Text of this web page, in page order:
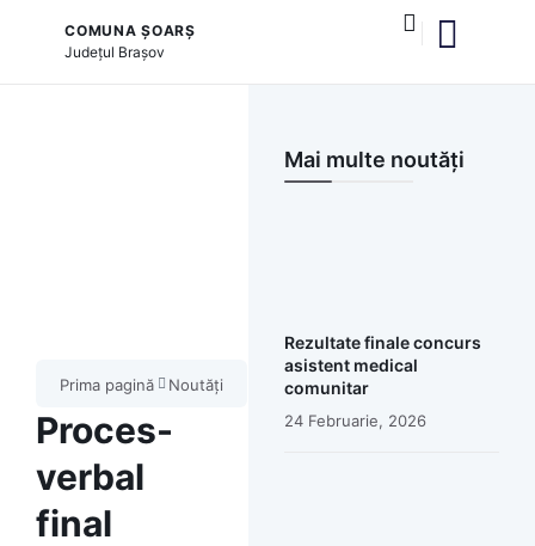
COMUNA ȘOARȘ
Județul Brașov
Prima pagină Noutăți
Proces-
verbal
final
Mai multe noutăți
Rezultate finale concurs
asistent medical
comunitar
24 Februarie, 2026